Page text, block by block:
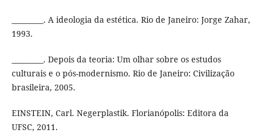
_________. A ideologia da estética. Rio de Janeiro: Jorge Zahar,
1993.
_________. Depois da teoria: Um olhar sobre os estudos
culturais e o pós-modernismo. Rio de Janeiro: Civilização
brasileira, 2005.
EINSTEIN, Carl. Negerplastik. Florianópolis: Editora da
UFSC, 2011.